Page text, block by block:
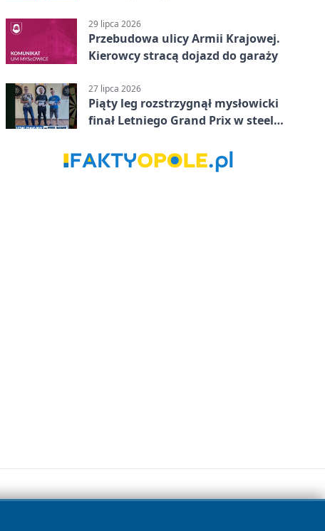
29 lipca 2026
Przebudowa ulicy Armii Krajowej.
Kierowcy stracą dojazd do garaży
27 lipca 2026
Piąty leg rozstrzygnął mysłowicki
finał Letniego Grand Prix w steel